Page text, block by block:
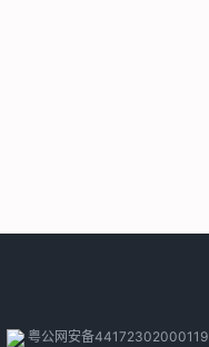
粤公网安备44172302000119